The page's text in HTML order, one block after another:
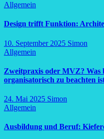
Allgemein
Design trifft Funktion:
10. September 2025 Simon
Allgemein
Zweitpraxis oder MVZ? Was
organisatorisch zu beachten
24. Mai 2025 Simon
Allgemein
Ausbildung und Beruf: